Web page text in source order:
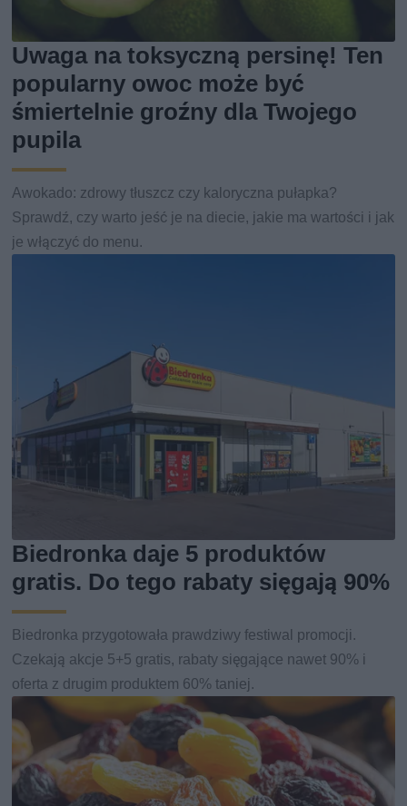
Uwaga na toksyczną persinę! Ten
popularny owoc może być
śmiertelnie groźny dla Twojego
pupila
Awokado: zdrowy tłuszcz czy kaloryczna pułapka?
Sprawdź, czy warto jeść je na diecie, jakie ma wartości i jak
je włączyć do menu.
Biedronka daje 5 produktów
gratis. Do tego rabaty sięgają 90%
Biedronka przygotowała prawdziwy festiwal promocji.
Czekają akcje 5+5 gratis, rabaty sięgające nawet 90% i
oferta z drugim produktem 60% taniej.